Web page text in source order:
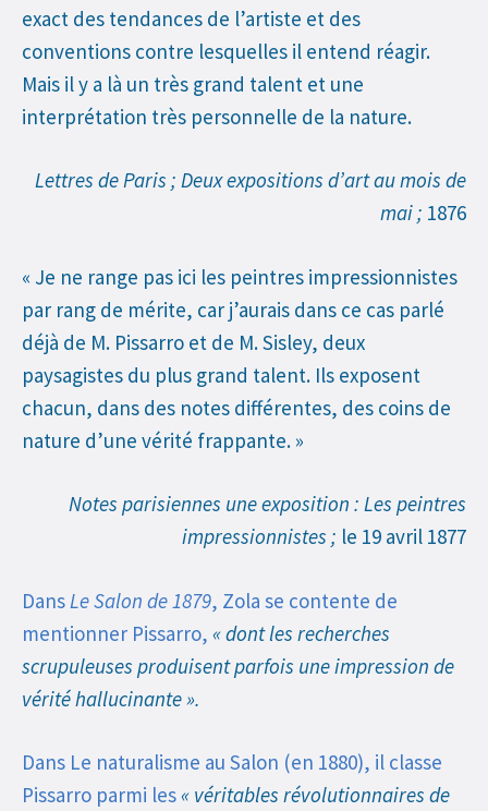
exact des tendances de l’artiste et des
conventions contre lesquelles il entend réagir.
Mais il y a là un très grand talent et une
interprétation très personnelle de la nature.
Lettres de Paris ; Deux expositions d’art au mois de
mai ; 1876
« Je ne range pas ici les peintres impressionnistes
par rang de mérite, car j’aurais dans ce cas parlé
déjà de M. Pissarro et de M. Sisley, deux
paysagistes du plus grand talent. Ils exposent
chacun, dans des notes différentes, des coins de
nature d’une vérité frappante. »
Notes parisiennes une exposition : Les peintres
impressionnistes ; le 19 avril 1877
Dans Le Salon de 1879, Zola se contente de
mentionner Pissarro, « dont les recherches
scrupuleuses produisent parfois une impression de
vérité hallucinante ».
Dans Le naturalisme au Salon (en 1880), il classe
Pissarro parmi les« véritables révolutionnaires de